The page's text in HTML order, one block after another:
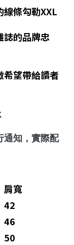
條勾勒XXL
誌的品牌忠
希望帶給讀者
通知，實際配
肩寬
42
46
50